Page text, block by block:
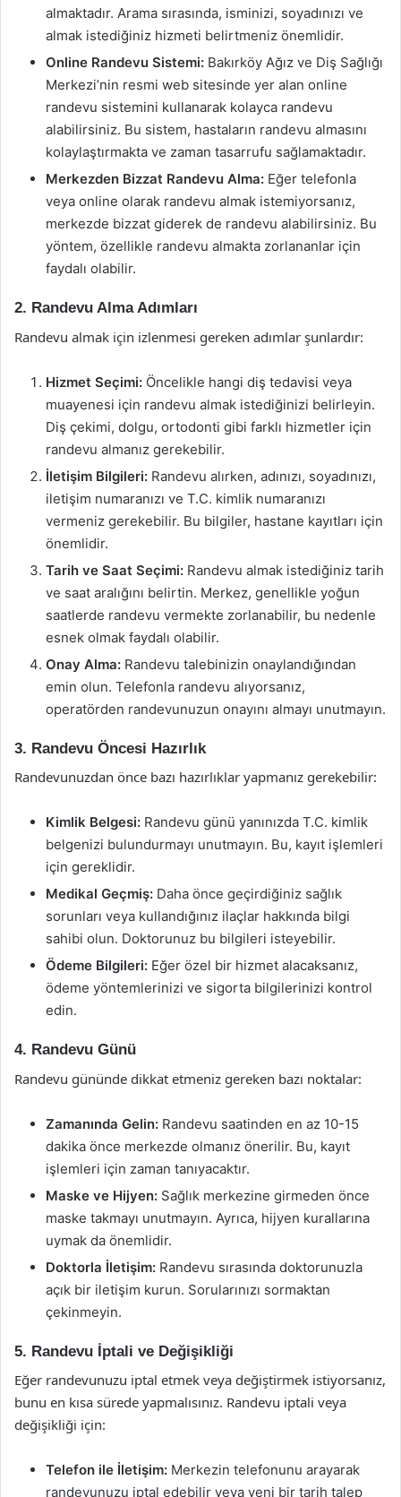
almaktadır. Arama sırasında, isminizi, soyadınızı ve
almak istediğiniz hizmeti belirtmeniz önemlidir.
Online Randevu Sistemi: Bakırköy Ağız ve Diş Sağlığı
Merkezi’nin resmi web sitesinde yer alan online
randevu sistemini kullanarak kolayca randevu
alabilirsiniz. Bu sistem, hastaların randevu almasını
kolaylaştırmakta ve zaman tasarrufu sağlamaktadır.
Merkezden Bizzat Randevu Alma: Eğer telefonla
veya online olarak randevu almak istemiyorsanız,
merkezde bizzat giderek de randevu alabilirsiniz. Bu
yöntem, özellikle randevu almakta zorlananlar için
faydalı olabilir.
2. Randevu Alma Adımları
Randevu almak için izlenmesi gereken adımlar şunlardır:
Hizmet Seçimi: Öncelikle hangi diş tedavisi veya
muayenesi için randevu almak istediğinizi belirleyin.
Diş çekimi, dolgu, ortodonti gibi farklı hizmetler için
randevu almanız gerekebilir.
İletişim Bilgileri: Randevu alırken, adınızı, soyadınızı,
iletişim numaranızı ve T.C. kimlik numaranızı
vermeniz gerekebilir. Bu bilgiler, hastane kayıtları için
önemlidir.
Tarih ve Saat Seçimi: Randevu almak istediğiniz tarih
ve saat aralığını belirtin. Merkez, genellikle yoğun
saatlerde randevu vermekte zorlanabilir, bu nedenle
esnek olmak faydalı olabilir.
Onay Alma: Randevu talebinizin onaylandığından
emin olun. Telefonla randevu alıyorsanız,
operatörden randevunuzun onayını almayı unutmayın.
3. Randevu Öncesi Hazırlık
Randevunuzdan önce bazı hazırlıklar yapmanız gerekebilir:
Kimlik Belgesi: Randevu günü yanınızda T.C. kimlik
belgenizi bulundurmayı unutmayın. Bu, kayıt işlemleri
için gereklidir.
Medikal Geçmiş: Daha önce geçirdiğiniz sağlık
sorunları veya kullandığınız ilaçlar hakkında bilgi
sahibi olun. Doktorunuz bu bilgileri isteyebilir.
Ödeme Bilgileri: Eğer özel bir hizmet alacaksanız,
ödeme yöntemlerinizi ve sigorta bilgilerinizi kontrol
edin.
4. Randevu Günü
Randevu gününde dikkat etmeniz gereken bazı noktalar:
Zamanında Gelin: Randevu saatinden en az 10-15
dakika önce merkezde olmanız önerilir. Bu, kayıt
işlemleri için zaman tanıyacaktır.
Maske ve Hijyen: Sağlık merkezine girmeden önce
maske takmayı unutmayın. Ayrıca, hijyen kurallarına
uymak da önemlidir.
Doktorla İletişim: Randevu sırasında doktorunuzla
açık bir iletişim kurun. Sorularınızı sormaktan
çekinmeyin.
5. Randevu İptali ve Değişikliği
Eğer randevunuzu iptal etmek veya değiştirmek istiyorsanız,
bunu en kısa sürede yapmalısınız. Randevu iptali veya
değişikliği için:
Telefon ile İletişim: Merkezin telefonunu arayarak
randevunuzu iptal edebilir veya yeni bir tarih talep